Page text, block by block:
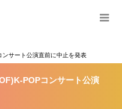
サート公演直前に中止を発表
POPコンサート公演